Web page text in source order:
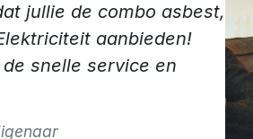
jullie de combo asbest,
aanbieden!
snelle service en